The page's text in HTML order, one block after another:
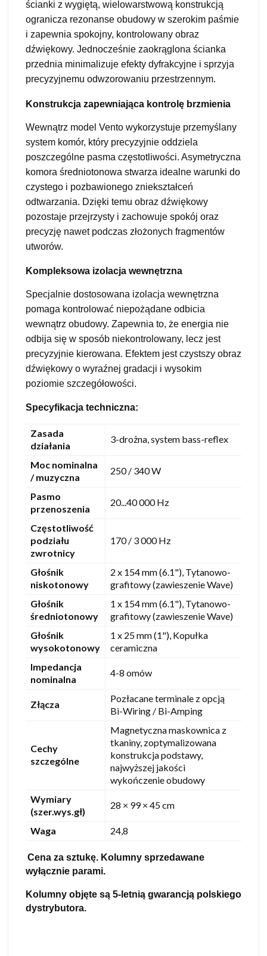
ścianki z wygiętą, wielowarstwową konstrukcją
ogranicza rezonanse obudowy w szerokim paśmie
i zapewnia spokojny, kontrolowany obraz
dźwiękowy. Jednocześnie zaokrąglona ścianka
przednia minimalizuje efekty dyfrakcyjne i sprzyja
precyzyjnemu odwzorowaniu przestrzennym.
Konstrukcja zapewniająca kontrolę brzmienia
Wewnątrz model Vento wykorzystuje przemyślany
system komór, który precyzyjnie oddziela
poszczególne pasma częstotliwości. Asymetryczna
komora średniotonowa stwarza idealne warunki do
czystego i pozbawionego zniekształceń
odtwarzania. Dzięki temu obraz dźwiękowy
pozostaje przejrzysty i zachowuje spokój oraz
precyzję nawet podczas złożonych fragmentów
utworów.
Kompleksowa izolacja wewnętrzna
Specjalnie dostosowana izolacja wewnętrzna
pomaga kontrolować niepożądane odbicia
wewnątrz obudowy. Zapewnia to, że energia nie
odbija się w sposób niekontrolowany, lecz jest
precyzyjnie kierowana. Efektem jest czystszy obraz
dźwiękowy o wyraźnej gradacji i wysokim
poziomie szczegółowości.
Specyfikacja techniczna:
Zasada
działania
3-drożna, system bass-reflex
Moc nominalna
/ muzyczna
250 / 340 W
Pasmo
przenoszenia
20...40 000 Hz
Częstotliwość
podziału
zwrotnicy
170 / 3 000 Hz
Głośnik
niskotonowy
2 x 154 mm (6.1"), Tytanowo-
grafitowy (zawieszenie Wave)
Głośnik
średniotonowy
1 x 154 mm (6.1"), Tytanowo-
grafitowy (zawieszenie Wave)
Głośnik
wysokotonowy
1 x 25 mm (1"), Kopułka
ceramiczna
Impedancja
nominalna
4-8 omów
Złącza
Pozłacane terminale z opcją
Bi-Wiring / Bi-Amping
Cechy
szczególne
Magnetyczna maskownica z
tkaniny, zoptymalizowana
konstrukcja podstawy,
najwyższej jakości
wykończenie obudowy
Wymiary
(szer.wys.gł)
28 × 99 × 45 cm
Waga 24,8
Cena za sztukę. Kolumny sprzedawane
wyłącznie parami.
Kolumny objęte są 5-letnią gwarancją polskiego
dystrybutora.